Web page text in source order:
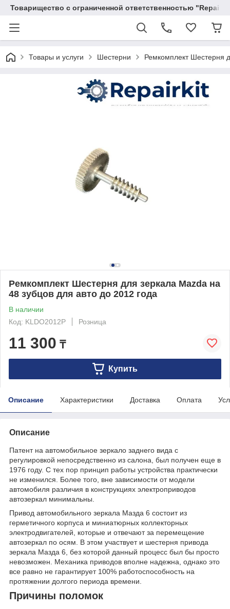
Товарищество с ограниченной ответственностью
Товары и услуги Шестерни Ремкомплект Шестерня
Ремкомплект Шестерня для зеркала Mazda на
48 зубцов для авто до 2012 года
В наличии
Код: KLDO2012P
Розница
11 300 ₸
Купить
Описание Характеристики Доставка Оплата
Описание
Патент на автомобильное зеркало заднего вида с
регулировкой непосредственно из салона, был получен еще в
1976 году. С тех пор принцип работы устройства практически
не изменился. Более того, вне зависимости от модели
автомобиля различия в конструкциях электроприводов
автозеркал минимальны.
Привод автомобильного зеркала Мазда 6 состоит из
герметичного корпуса и миниатюрных коллекторных
электродвигателей, которые и отвечают за перемещение
автозеркал по осям. В этом участвует и шестерня привода
зеркала Мазда 6, без которой данный процесс был бы просто
невозможен. Механика приводов вполне надежна, однако это
все равно не гарантирует 100% работоспособность на
протяжении долгого периода времени.
Причины поломок